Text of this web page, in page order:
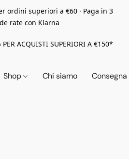
ordini superiori a €60 · Paga in 3
rate con Klarna
ACQUISTI SUPERIORI A €150*
Shop Chi siamo Consegna